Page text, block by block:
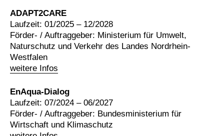
ADAPT2CARE
weitere Infos
Laufzeit: 01/2025 – 12/2028
Förder- / Auftraggeber: Ministerium für Umwelt,
Naturschutz und Verkehr des Landes Nordrhein-
Westfalen
EnAqua-Dialog
Laufzeit: 07/2024 – 06/2027
Förder- / Auftraggeber: Bundesministerium für
Wirtschaft und Klimaschutz